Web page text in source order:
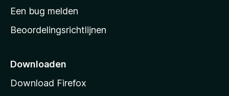
t
r
p
g
Een bug melden
Beoordelingsrichtlijnen
Downloaden
Download Firefox